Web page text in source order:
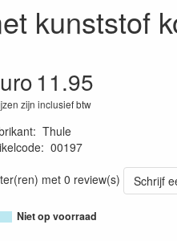
kunststof
11.95
zijn inclusief btw
: Thule
: 00197
met 0 review(s)
Schrijf
Niet op voorraad